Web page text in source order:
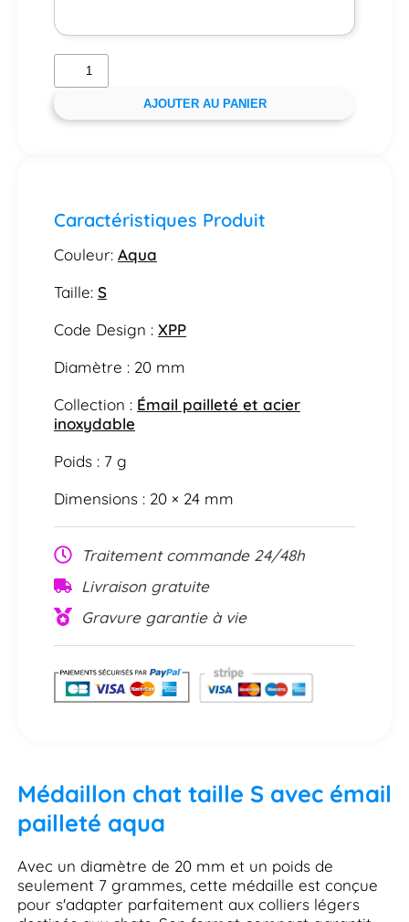
AJOUTER AU PANIER
Caractéristiques Produit
Couleur: Aqua
Taille: S
Code Design : XPP
Diamètre : 20 mm
Collection : Émail pailleté et acier
inoxydable
Poids : 7 g
Dimensions : 20 × 24 mm
Traitement commande 24/48h
Livraison gratuite
Gravure garantie à vie
Médaillon chat taille S avec émail
pailleté aqua
Avec un diamètre de 20 mm et un poids de
seulement 7 grammes, cette médaille est conçue
pour s'adapter parfaitement aux colliers légers